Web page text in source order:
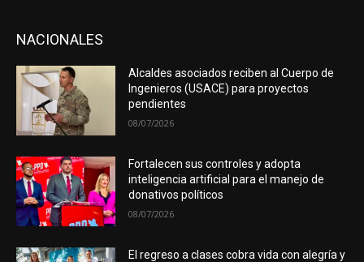
NACIONALES
Alcaldes asociados reciben al Cuerpo de
Ingenieros (USACE) para proyectos
pendientes
08/07/2026
Fortalecen sus controles y adopta
inteligencia artificial para el manejo de
donativos políticos
08/07/2026
El regreso a clases cobra vida con alegría y